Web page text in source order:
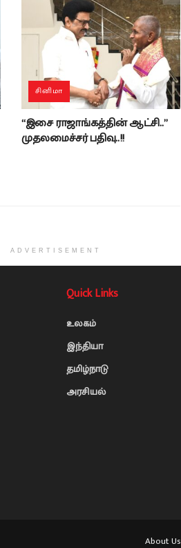
சினிமா
“இசை ராஜாங்கத்தின் ஆட்சி..”
முதலமைச்சர் பதிவு..!!
ADVERTISEMENT
Quick Links
உலகம்
இந்தியா
தமிழ்நாடு
அரசியல்
About Us